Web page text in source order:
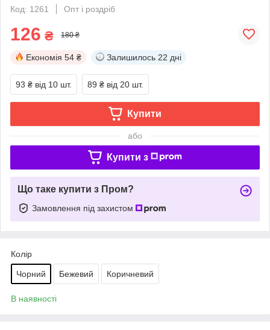
Код: 1261
Опт і роздріб
126 ₴ 180 ₴
Економія 54 ₴ Залишилось 22 дні
93 ₴ від 10 шт. 89 ₴ від 20 шт.
Купити
або
Купити з
Що таке купити з Пром?
Замовлення під захистом
Колір
Чорний Бежевий Коричневий
В наявності